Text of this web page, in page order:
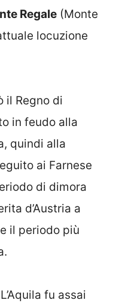
Regale (Monte
locuzione
il Regno di
in feudo alla
quindi alla
ai Farnese
di dimora
d’Austria a
il periodo più
fu assai